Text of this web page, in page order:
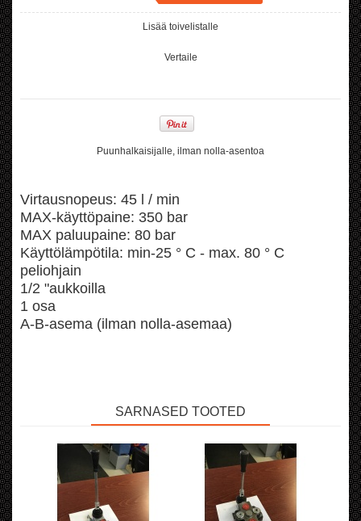
Lisää toivelistalle
Vertaile
Puunhalkaisijalle, ilman nolla-asentoa
Virtausnopeus: 45 l / min
MAX-käyttöpaine: 350 bar
MAX paluupaine: 80 bar
Käyttölämpötila: min-25 ° C - max. 80 ° C
peliohjain
1/2 "aukkoilla
1 osa
A-B-asema (ilman nolla-asemaa)
SARNASED TOOTED